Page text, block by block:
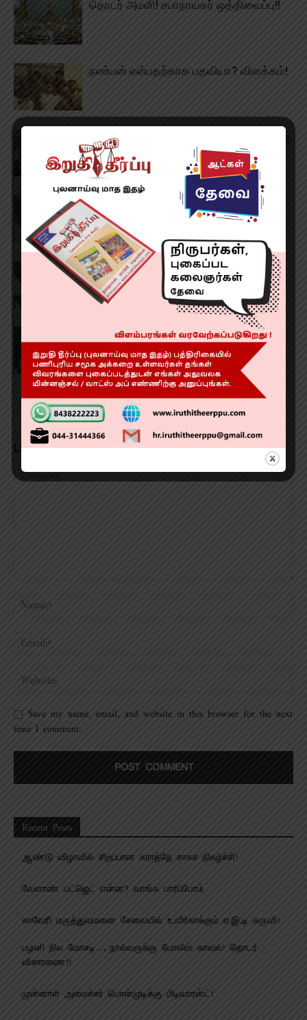
தொடர் அமளி! சபாநாயகர் ஒத்திவைப்பு!!
நண்பன் என்பதற்காக பதவியா? விளக்கம்!
கொட்டாமல் அரிசி போட்ட முதல்வர்! வியந்த
விற்பனையாளர்!!
சூடு பிடிக்கும் கரூர் சம்பவம்! விடாமல்
துரத்தும் திமுக!!
முதல்வர் விஜய் ரியாக்சன்! சட்டசபையில்
சலசலப்பு!!
குறுவை சிறப்பு தொகுப்பு திட்டம்: முதல்வர்
விஜய் அறிவிப்பு
LEAVE A REPLY
Save my name, email, and website in this browser for the next
time I comment.
Recent Posts
ஆண்டு விழாவில் சிறப்பான கராத்தே சாகச நிகழ்ச்சி!
வேளாண் பட்ஜெட் என்ன? வாங்க பார்ப்போம்
காவேரி மருத்துவமனை சேவையில் உயிர்காக்கும் ஏ.இ.டி கருவி!
பழனி நில மோசடி…. நால்வருக்கு போலீஸ் காவல்! தொடர்
விசாரணை!!
முன்னாள் அமைச்சர் பொன்முடிக்கு பிடிவாரன்ட்!